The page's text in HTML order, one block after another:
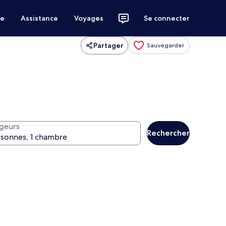
Assistance Voyages Se connecter
Partager Sauvegarder
Rechercher